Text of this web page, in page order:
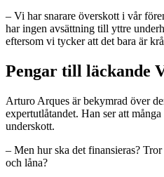
– Vi har snarare överskott i vår
har ingen avsättning till yttre
eftersom vi tycker att det bara är
Pengar till läckande
Arturo Arques är bekymrad över
expertutlåtandet. Han ser att
underskott.
– Men hur ska det finansieras?
och låna?